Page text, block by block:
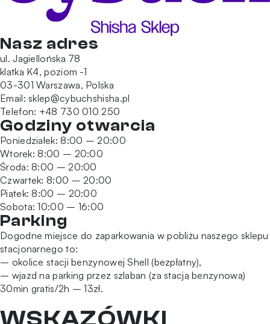
Nasz adres
ul. Jagiellońska 78
klatka K4, poziom -1
03-301 Warszawa, Polska
Email: sklep@cybuchshisha.pl
Telefon: +48 730 010 250
Godziny otwarcia
Poniedziałek: 8:00 – 20:00
Wtorek: 8:00 – 20:00
Środa: 8:00 – 20:00
Czwartek: 8:00 – 20:00
Piątek: 8:00 – 20:00
Sobota: 10:00 – 16:00
Parking
Dogodne miejsce do zaparkowania w pobliżu naszego sklepu
stacjonarnego to:
– okolice stacji benzynowej Shell (bezpłatny),
– wjazd na parking przez szlaban (za stacją benzynową)
30min gratis/2h – 13zł.